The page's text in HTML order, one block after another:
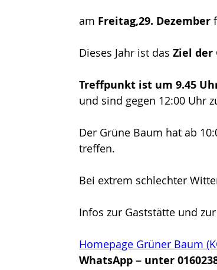
am Freitag,29. Dezember
Dieses Jahr ist dasZiel der
Treffpunkt ist um 9.45
und sind gegen 12:00 Uhr
Der Grüne Baum hat ab
treffen.
Bei extrem schlechter
Infos zur Gaststätte und
Homepage Grüner Baum
WhatsApp – unter